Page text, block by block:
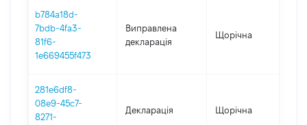
b784a18d-
7bdb-4fa3-
81f6-
1e669455f473
Виправлена
декларація
Щорічна
281e6df8-
08e9-45c7-
8271-
Декларація Щорічна